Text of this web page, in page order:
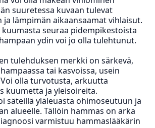
suuretessa kuvaan tulevat
ja lämpimän aikaansaamat vihlaisut.
kuumasta seuraa pidempikestoista
ydin voi jo olla tulehtunut.
tulehduksen merkki on särkevä,
tai kasvoissa, usein
olla turvotusta, arkuutta
kuumetta ja yleisoireita.
säteillä yläleuasta ohimoseutuun ja
alueelle. Tällöin hammas on arka
varmistuu hammaslääkärin